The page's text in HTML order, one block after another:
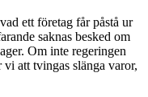
ett företag får påstå ur
saknas besked om
Om inte regeringen
att tvingas slänga varor,